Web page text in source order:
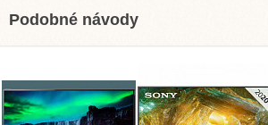
Podobné návody